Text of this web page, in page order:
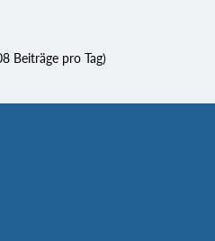
Beiträge pro Tag)